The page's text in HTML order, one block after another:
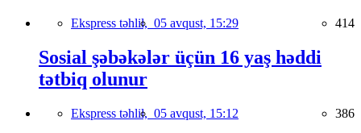
Ekspress təhlil, 05 avqust, 15:29 414
Sosial şəbəkələr üçün 16 yaş həddi
tətbiq olunur
Ekspress təhlil, 05 avqust, 15:12 386